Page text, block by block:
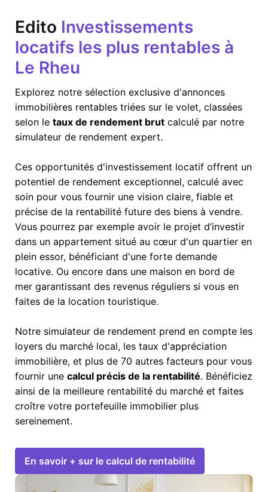
Edito Investissements
locatifs les plus rentables à
Le Rheu
Explorez notre sélection exclusive d'annonces
immobilières rentables triées sur le volet, classées
selon le taux de rendement brut calculé par notre
simulateur de rendement expert.
Ces opportunités d'investissement locatif offrent un
potentiel de rendement exceptionnel, calculé avec
soin pour vous fournir une vision claire, fiable et
précise de la rentabilité future des biens à vendre.
Vous pourrez par exemple avoir le projet d’investir
dans un appartement situé au cœur d'un quartier en
plein essor, bénéficiant d'une forte demande
locative. Ou encore dans une maison en bord de
mer garantissant des revenus réguliers si vous en
faites de la location touristique.
Notre simulateur de rendement prend en compte les
loyers du marché local, les taux d'appréciation
immobilière, et plus de 70 autres facteurs pour vous
fournir une calcul précis de la rentabilité. Bénéficiez
ainsi de la meilleure rentabilité du marché et faites
croître votre portefeuille immobilier plus
sereinement.
En savoir + sur le calcul de rentabilité